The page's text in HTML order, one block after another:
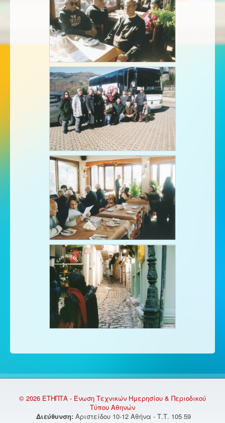
© 2026 ΕΤΗΠΤΑ - Ένωση Τεχνικών Ημερησίου & Περιοδικού
Τύπου Αθηνών
Διεύθυνση: Αριστείδου 10-12 Αθήνα - Τ.Τ. 105 59